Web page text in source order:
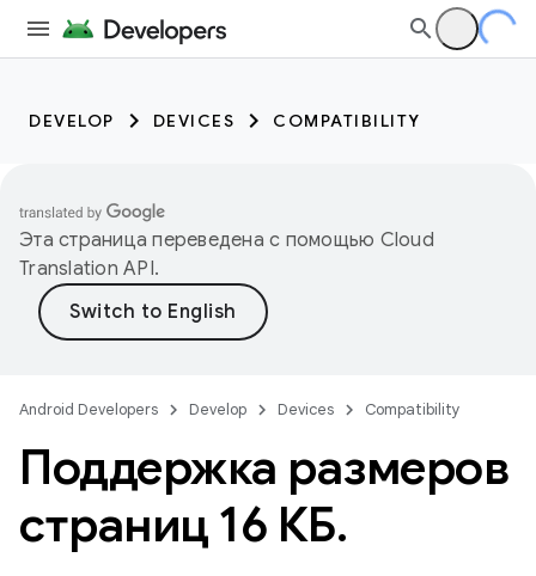
DEVELOP DEVICES COMPATIBILITY
Эта страница переведена с помощью Cloud
Translation API.
Android Developers Develop Devices Compatibility
Поддержка размеров
страниц 16 КБ.